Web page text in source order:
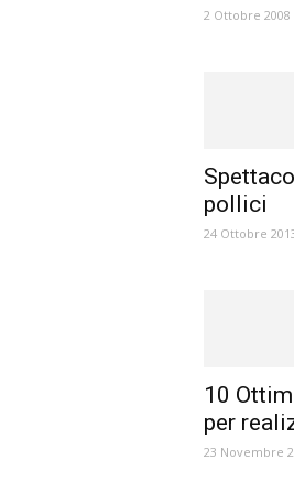
2 Ottobre 2008
pollici
24 Ottobre
10
per
23 Novembre